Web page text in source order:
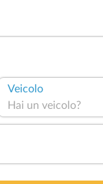
Veicolo
Hai un veicolo?